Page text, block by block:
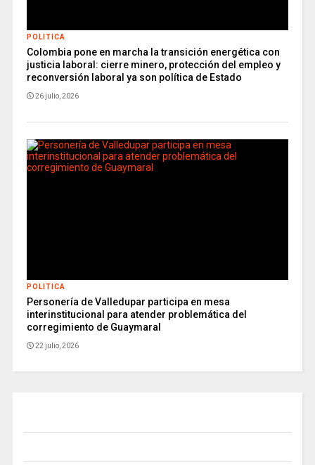
POLITICA
Colombia pone en marcha la transición energética con
justicia laboral: cierre minero, protección del empleo y
reconversión laboral ya son política de Estado
26 julio, 2026
POLITICA
Personería de Valledupar participa en mesa
interinstitucional para atender problemática del
corregimiento de Guaymaral
22 julio, 2026